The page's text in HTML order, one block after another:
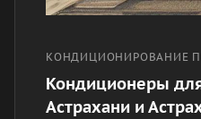
КОНДИЦИОНИРОВАНИЕ
Кондиционеры
Астрахани и